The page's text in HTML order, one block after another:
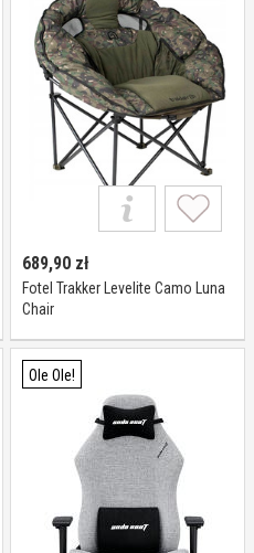
689,90 zł
Fotel Trakker Levelite Camo Luna
Chair
Ole Ole!